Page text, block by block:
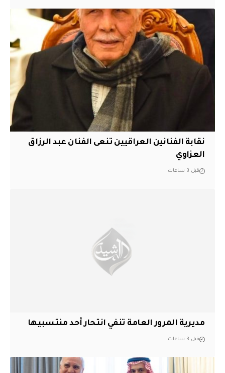
نقابة الفنانين العراقيين تنعى الفنان عبد الرزاق
العزاوي
قبل 3 ساعات
مديرية المرور العامة تنفي انتحار أحد منتسبيها
قبل 3 ساعات